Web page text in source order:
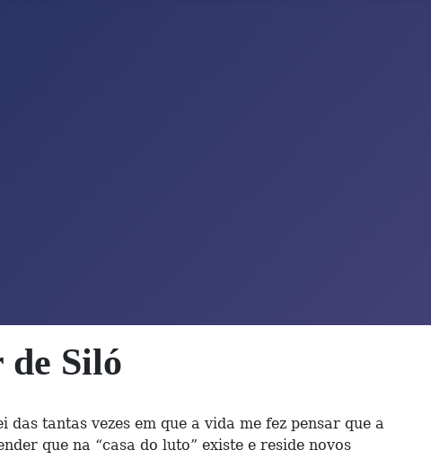
de Siló
tantas vezes em que a vida me fez pensar que a
que na “casa do luto” existe e reside novos